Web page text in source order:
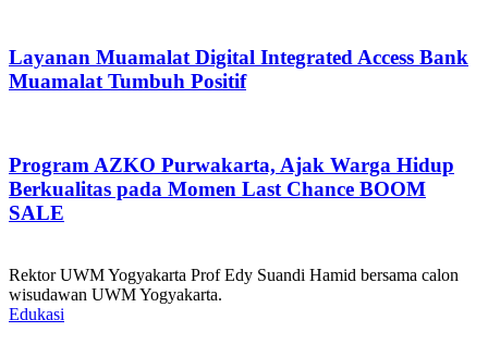
Layanan Muamalat Digital Integrated Access Bank
Muamalat Tumbuh Positif
Program AZKO Purwakarta, Ajak Warga Hidup
Berkualitas pada Momen Last Chance BOOM
SALE
Rektor UWM Yogyakarta Prof Edy Suandi Hamid bersama calon
wisudawan UWM Yogyakarta.
Edukasi